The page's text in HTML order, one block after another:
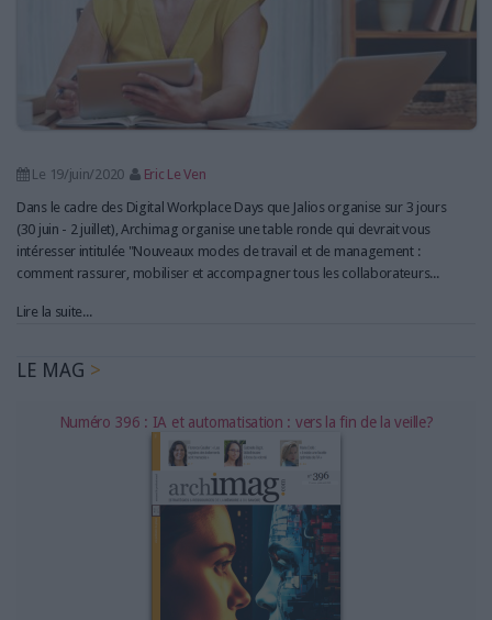
Le 19/juin/2020
Eric Le Ven
Dans le cadre des Digital Workplace Days que Jalios organise sur 3 jours
(30 juin - 2 juillet), Archimag organise une table ronde qui devrait vous
intéresser intitulée "Nouveaux modes de travail et de management :
comment rassurer, mobiliser et accompagner tous les collaborateurs...
Lire la suite...
LE MAG
Numéro 396 : IA et automatisation : vers la fin de la veille?